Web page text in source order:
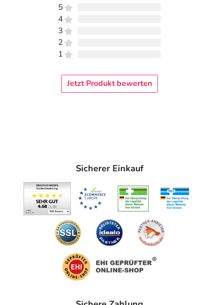
5
4
3
2
1
Jetzt Produkt bewerten
Sicherer Einkauf